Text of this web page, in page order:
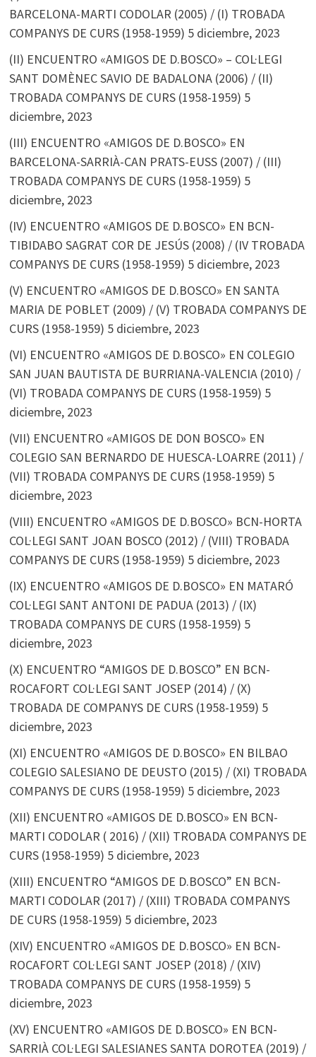
BARCELONA-MARTI CODOLAR (2005) / (I) TROBADA
COMPANYS DE CURS (1958-1959) 5 diciembre, 2023
(II) ENCUENTRO «AMIGOS DE D.BOSCO» – COL·LEGI
SANT DOMÈNEC SAVIO DE BADALONA (2006) / (II)
TROBADA COMPANYS DE CURS (1958-1959) 5
diciembre, 2023
(III) ENCUENTRO «AMIGOS DE D.BOSCO» EN
BARCELONA-SARRIÀ-CAN PRATS-EUSS (2007) / (III)
TROBADA COMPANYS DE CURS (1958-1959) 5
diciembre, 2023
(IV) ENCUENTRO «AMIGOS DE D.BOSCO» EN BCN-
TIBIDABO SAGRAT COR DE JESÚS (2008) / (IV TROBADA
COMPANYS DE CURS (1958-1959) 5 diciembre, 2023
(V) ENCUENTRO «AMIGOS DE D.BOSCO» EN SANTA
MARIA DE POBLET (2009) / (V) TROBADA COMPANYS DE
CURS (1958-1959) 5 diciembre, 2023
(VI) ENCUENTRO «AMIGOS DE D.BOSCO» EN COLEGIO
SAN JUAN BAUTISTA DE BURRIANA-VALENCIA (2010) /
(VI) TROBADA COMPANYS DE CURS (1958-1959) 5
diciembre, 2023
(VII) ENCUENTRO «AMIGOS DE DON BOSCO» EN
COLEGIO SAN BERNARDO DE HUESCA-LOARRE (2011) /
(VII) TROBADA COMPANYS DE CURS (1958-1959) 5
diciembre, 2023
(VIII) ENCUENTRO «AMIGOS DE D.BOSCO» BCN-HORTA
COL·LEGI SANT JOAN BOSCO (2012) / (VIII) TROBADA
COMPANYS DE CURS (1958-1959) 5 diciembre, 2023
(IX) ENCUENTRO «AMIGOS DE D.BOSCO» EN MATARÓ
COL·LEGI SANT ANTONI DE PADUA (2013) / (IX)
TROBADA COMPANYS DE CURS (1958-1959) 5
diciembre, 2023
(X) ENCUENTRO “AMIGOS DE D.BOSCO” EN BCN-
ROCAFORT COL·LEGI SANT JOSEP (2014) / (X)
TROBADA DE COMPANYS DE CURS (1958-1959) 5
diciembre, 2023
(XI) ENCUENTRO «AMIGOS DE D.BOSCO» EN BILBAO
COLEGIO SALESIANO DE DEUSTO (2015) / (XI) TROBADA
COMPANYS DE CURS (1958-1959) 5 diciembre, 2023
(XII) ENCUENTRO «AMIGOS DE D.BOSCO» EN BCN-
MARTI CODOLAR ( 2016) / (XII) TROBADA COMPANYS DE
CURS (1958-1959) 5 diciembre, 2023
(XIII) ENCUENTRO “AMIGOS DE D.BOSCO” EN BCN-
MARTI CODOLAR (2017) / (XIII) TROBADA COMPANYS
DE CURS (1958-1959) 5 diciembre, 2023
(XIV) ENCUENTRO «AMIGOS DE D.BOSCO» EN BCN-
ROCAFORT COL·LEGI SANT JOSEP (2018) / (XIV)
TROBADA COMPANYS DE CURS (1958-1959) 5
diciembre, 2023
(XV) ENCUENTRO «AMIGOS DE D.BOSCO» EN BCN-
SARRIÀ COL·LEGI SALESIANES SANTA DOROTEA (2019) /